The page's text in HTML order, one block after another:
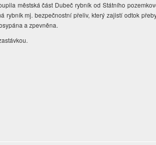
městská část Dubeč rybník od Státního
rybník mj. bezpečnostní přeliv, který zajistí odtok
a zpevněna.